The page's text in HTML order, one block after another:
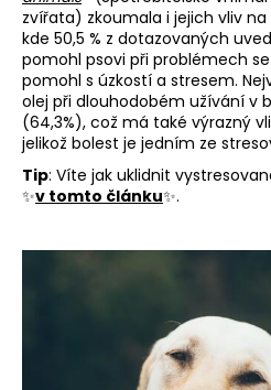
zvířata) zkoumala i jejich vliv
kde 50,5 % z dotazovaných
pomohl psovi při problémech
pomohl s úzkostí a stresem.
olej při dlouhodobém užívání v
(64,3%), což má také výrazný
jelikož bolest je jedním ze
Tip: Víte jak uklidnit
✨v tomto článku✨.